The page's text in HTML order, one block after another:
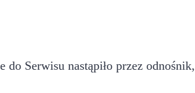
Serwisu nastąpiło przez odnośnik,